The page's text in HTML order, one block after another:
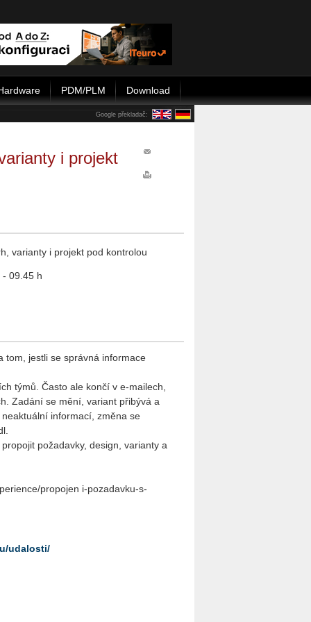
PDM/PLM Download
Google překladač:
i projekt
varianty i projekt pod kontrolou
09.45 h
tom, jestli se správná informace
týmů. Často ale končí v e-mailech,
Zadání se mění, variant přibývá a
informací, změna se
požadavky, design, varianty a
propojen i-pozadavku-s-
udalosti/